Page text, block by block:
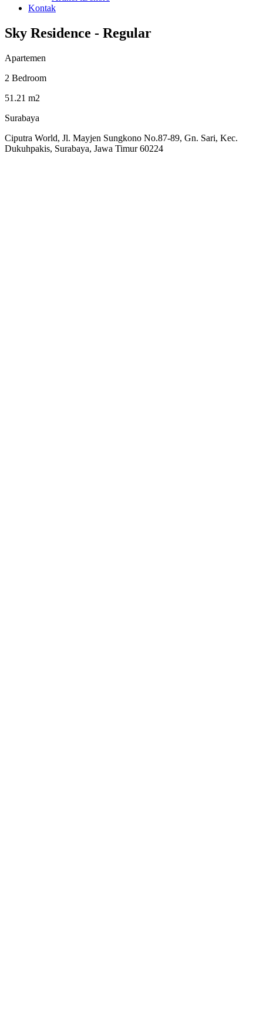
Kontak
Sky Residence - Regular
Apartemen
2 Bedroom
51.21 m2
Surabaya
Ciputra World, Jl. Mayjen Sungkono No.87-89, Gn. Sari, Kec.
Dukuhpakis, Surabaya, Jawa Timur 60224